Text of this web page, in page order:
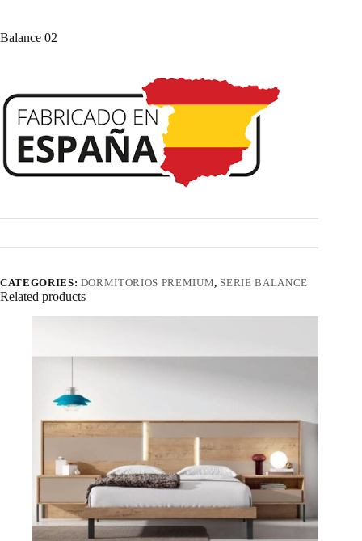
Balance 02
CATEGORIES: DORMITORIOS PREMIUM, SERIE BALANCE
Related products